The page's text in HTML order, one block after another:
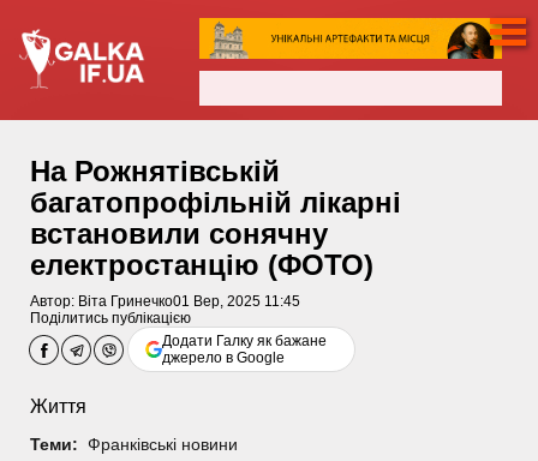
На Рожнятівській
багатопрофільній лікарні
встановили сонячну
електростанцію (ФОТО)
Автор: Віта Гринечко01 Вер, 2025 11:45
Поділитись публікацією
Додати Галку як бажане
джерело в Google
Життя
Теми: Франківські новини